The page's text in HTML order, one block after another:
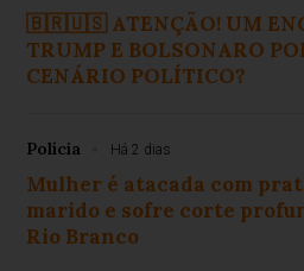
🇧🇷🇺🇸 ATENÇÃO! UM
TRUMP E BOLSONARO
CENÁRIO POLÍTICO?
Polícia Há 2 dias
Mulher é atacada com
marido e sofre corte
Rio Branco